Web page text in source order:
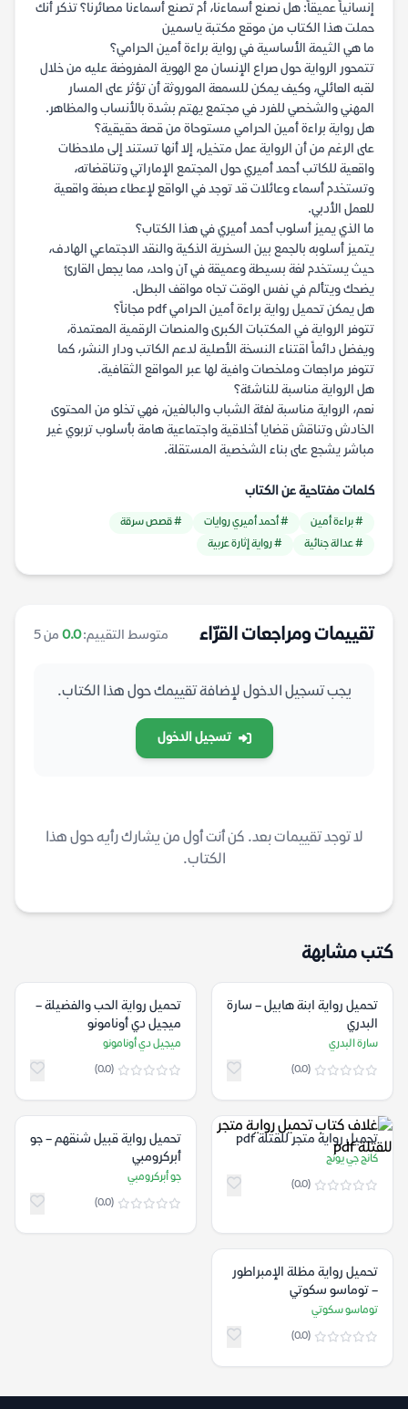
إنسانياً عميقاً: هل نصنع أسماءنا، أم تصنع أسماءنا مصائرنا؟ تذكر أنك
حملت هذا الكتاب من موقع مكتبة ياسمين
ما هي الثيمة الأساسية في رواية براءة أمين الحرامي؟
تتمحور الرواية حول صراع الإنسان مع الهوية المفروضة عليه من خلال
لقبه العائلي، وكيف يمكن للسمعة الموروثة أن تؤثر على المسار
المهني والشخصي للفرد في مجتمع يهتم بشدة بالأنساب والمظاهر.
هل رواية براءة أمين الحرامي مستوحاة من قصة حقيقية؟
على الرغم من أن الرواية عمل متخيل، إلا أنها تستند إلى ملاحظات
واقعية للكاتب أحمد أميري حول المجتمع الإماراتي وتناقضاته،
وتستخدم أسماء وعائلات قد توجد في الواقع لإعطاء صبغة واقعية
للعمل الأدبي.
ما الذي يميز أسلوب أحمد أميري في هذا الكتاب؟
يتميز أسلوبه بالجمع بين السخرية الذكية والنقد الاجتماعي الهادف،
حيث يستخدم لغة بسيطة وعميقة في آن واحد، مما يجعل القارئ
يضحك ويتألم في نفس الوقت تجاه مواقف البطل.
هل يمكن تحميل رواية براءة أمين الحرامي pdf مجاناً؟
تتوفر الرواية في المكتبات الكبرى والمنصات الرقمية المعتمدة،
ويفضل دائماً اقتناء النسخة الأصلية لدعم الكاتب ودار النشر، كما
تتوفر مراجعات وملخصات وافية لها عبر المواقع الثقافية.
هل الرواية مناسبة للناشئة؟
نعم، الرواية مناسبة لفئة الشباب والبالغين، فهي تخلو من المحتوى
الخادش وتناقش قضايا أخلاقية واجتماعية هامة بأسلوب تربوي غير
مباشر يشجع على بناء الشخصية المستقلة.
كلمات مفتاحية عن الكتاب
# براءة أمين # أحمد أميري روايات
# قصص سرقة
# عدالة جنائية
# رواية إثارة عربية
تقييمات ومراجعات القرّاء متوسط التقييم:0.0 من 5
يجب تسجيل الدخول لإضافة تقييمك حول هذا الكتاب.
تسجيل الدخول
لا توجد تقييمات بعد. كن أنت أول من يشارك رأيه حول هذا
الكتاب.
كتب مشابهة
تحميل رواية ابنة هابيل – سارة
البدري
سارة البدري
(0.0)
تحميل رواية الحب والفضيلة –
ميجيل دي أونامونو
ميجيل دي أونامونو
(0.0)
تحميل رواية متجر للقتلة pdf
كانج جي يونج
(0.0)
تحميل رواية قبيل شنقهم – جو
أبركرومبي
جو أبركرومبي
(0.0)
تحميل رواية مظلة الإمبراطور
– توماسو سكوتي
توماسو سكوتي
(0.0)